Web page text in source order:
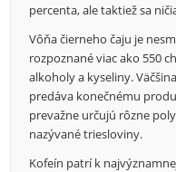
percenta, ale taktiež sa
Vôňa čierneho čaju je
rozpoznané viac ako 550
alkoholy a kyseliny.
predáva konečnému
prevažne určujú rôzne
nazývané triesloviny.
Kofeín patrí k